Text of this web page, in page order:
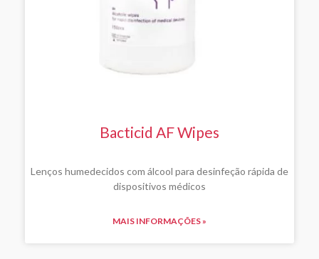
Bacticid AF Wipes
Lenços humedecidos com álcool para desinfeção rápida de
dispositivos médicos
MAIS INFORMAÇÕES »